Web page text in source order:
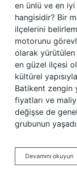
en ünlü ve en iyi
hangisidir? Bir
ilçelerini
motorunu
olarak yürütülen
en güzel ilçesi
kültürel
Batikent zengin
fiyatları ve
değişse de
grubunun
Devamını okuyun